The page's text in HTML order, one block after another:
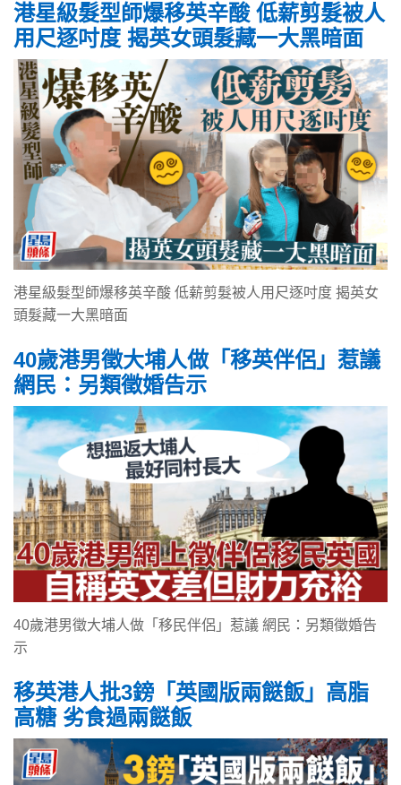
港星級髮型師爆移英辛酸 低薪剪髮被人
用尺逐吋度 揭英女頭髮藏一大黑暗面
港星級髮型師爆移英辛酸 低薪剪髮被人用尺逐吋度 揭英女
頭髮藏一大黑暗面
40歲港男徵大埔人做「移英伴侶」惹議
網民：另類徵婚告示
40歲港男徵大埔人做「移民伴侶」惹議 網民：另類徵婚告
示
移英港人批3鎊「英國版兩餸飯」高脂
高糖 劣食過兩餸飯